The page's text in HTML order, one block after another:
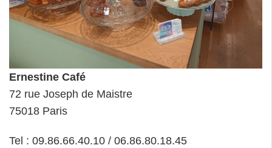
Ernestine Café
72 rue Joseph de Maistre
75018 Paris
Tel : 09.86.66.40.10 / 06.86.80.18.45